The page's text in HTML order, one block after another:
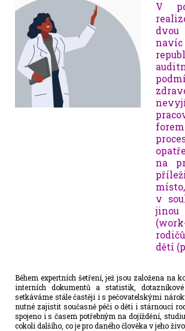
V
na
v
dětí
Během expertních šetření, jež jsou založena
interních dokumentů a statistik,
setkáváme stále častěji i s pečovatelskými
nutné zajistit současně péči o děti i stárnoucí
spojeno i s časem potřebným na dojíždění,
cokoli dalšího, co je pro daného člověka v jeho